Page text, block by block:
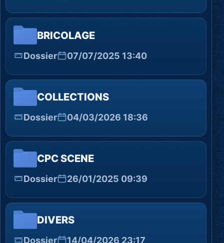
BRICOLAGE
Dossier 07/07/2025 13:40
COLLECTIONS
Dossier 04/03/2026 18:36
CPC SCENE
Dossier 26/01/2025 09:39
DIVERS
Dossier 14/04/2026 23:17